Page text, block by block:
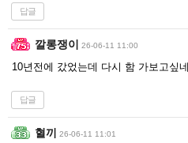
답글
깔롱쟁이 26-06-11 11:00
10년전에 갔었는데 다시 함 가보고싶네
답글
혈끼 26-06-11 11:01